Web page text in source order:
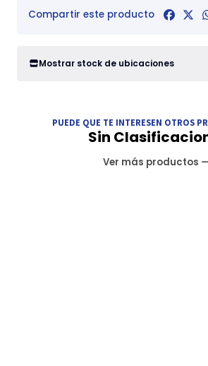
Compartir este producto
Mostrar stock de ubicaciones
PUEDE QUE TE INTERESEN OTROS
Sin
Ver más productos